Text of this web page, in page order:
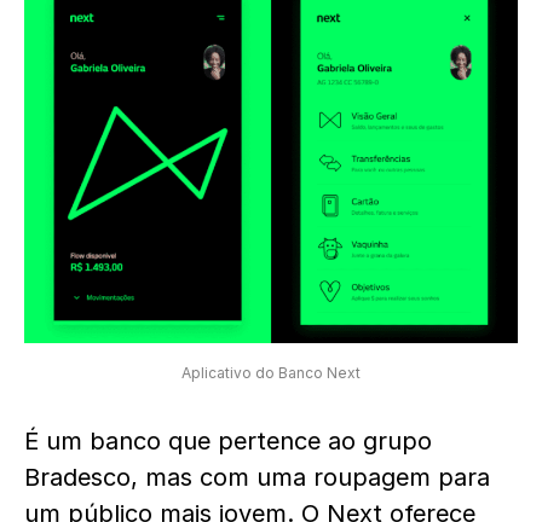
Aplicativo do Banco Next
É um banco que pertence ao grupo
Bradesco, mas com uma roupagem para
um público mais jovem. O Next oferece